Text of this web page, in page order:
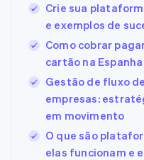
Crie sua
e exemplos de
Como cobrar
cartão na Espanha
Gestão de fluxo
empresas:
em movimento
O que são
elas funcionam e